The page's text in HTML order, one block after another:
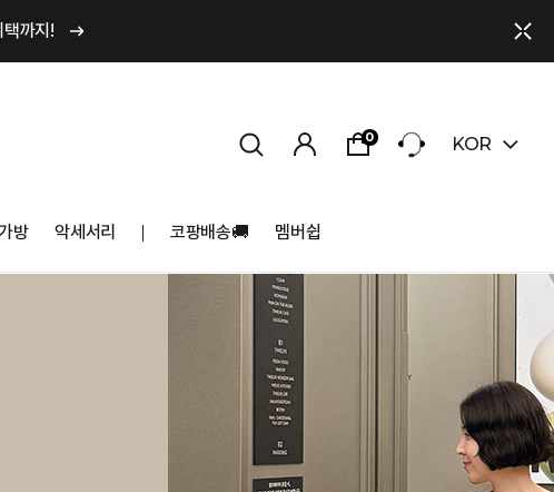
까지!
0 KOR
방 악세서리 코팡배송🚚 멤버쉽